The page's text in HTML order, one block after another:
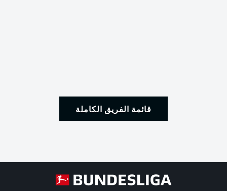
قائمة الفريق الكاملة